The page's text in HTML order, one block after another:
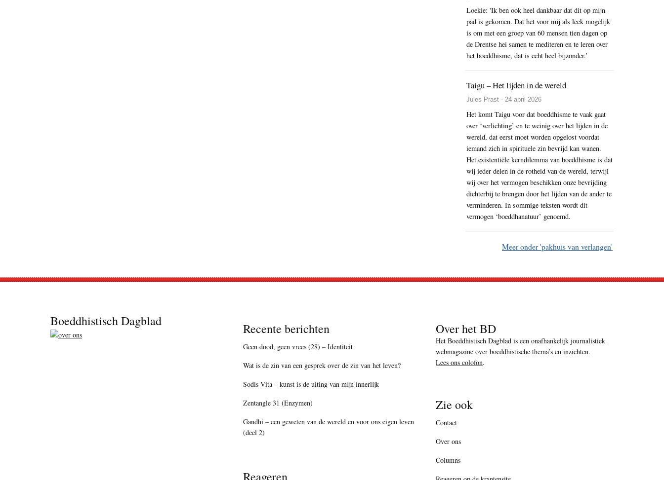
Loekie: 'Ik ben ook heel dankbaar dat dit op mijn
pad is gekomen. Dat het voor mij als leek mogelijk
is om met een groep van 60 mensen tien dagen op
de Drentse hei samen te mediteren en te leren over
het boeddhisme, dat is echt heel bijzonder.’
Taigu – Het lijden in de wereld
Jules Prast - 24 april 2026
Het komt Taigu voor dat boeddhisme te vaak gaat
over ‘verlichting’ en te weinig over het lijden in de
wereld, dat eerst moet worden opgelost voordat
iemand zich in spirituele zin bevrijd kan wanen.
Het existentiële kerndilemma van boeddhisme is dat
wij ieder delen in de rotheid van de wereld, terwijl
wij over het vermogen beschikken onze bevrijding
dichterbij te brengen door het lijden van de ander te
verminderen. In sommige teksten wordt dit
vermogen ‘boeddhanatuur’ genoemd.
Meer onder 'pakhuis van verlangen'
Boeddhistisch Dagblad Recente berichten
Geen dood, geen vrees (28) – Identiteit
Wat is de zin van een gesprek over de zin van het leven?
Sodis Vita – kunst is de uiting van mijn innerlijk
Zentangle 31 (Enzymen)
Gandhi – een geweten van de wereld en voor ons eigen leven
(deel 2)
Reageren
Over het BD
Het Boeddhistisch Dagblad is een onafhankelijk journalistiek
webmagazine over boeddhistische thema’s en inzichten.
Lees ons colofon.
Zie ook
Contact
Over ons
Columns